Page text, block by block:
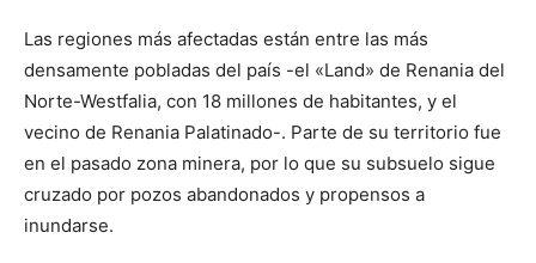
Las regiones más afectadas están entre las más
densamente pobladas del país -el «Land» de Renania del
Norte-Westfalia, con 18 millones de habitantes, y el
vecino de Renania Palatinado-. Parte de su territorio fue
en el pasado zona minera, por lo que su subsuelo sigue
cruzado por pozos abandonados y propensos a
inundarse.